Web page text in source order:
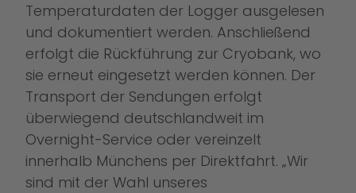
Temperaturdaten der Logger ausgelesen
und dokumentiert werden. Anschließend
erfolgt die Rückführung zur Cryobank, wo
sie erneut eingesetzt werden können. Der
Transport der Sendungen erfolgt
überwiegend deutschlandweit im
Overnight-Service oder vereinzelt
innerhalb Münchens per Direktfahrt. „Wir
sind mit der Wahl unseres